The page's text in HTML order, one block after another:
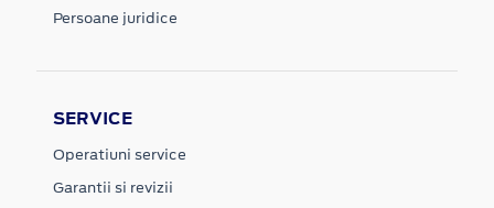
Persoane juridice
SERVICE
Operatiuni service
Garantii si revizii